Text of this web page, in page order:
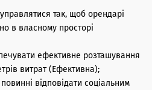
так, щоб орендарі
в власному просторі
ефективне розташування
витрат (Ефективна);
повинні відповідати соціальним